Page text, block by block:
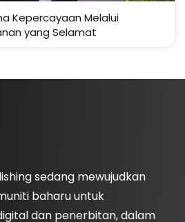
Kepercayaan Melalui
yang Selamat
sedang mewujudkan
baharu untuk
dan penerbitan, dalam